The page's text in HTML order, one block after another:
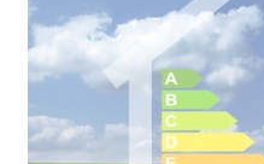
Astuces